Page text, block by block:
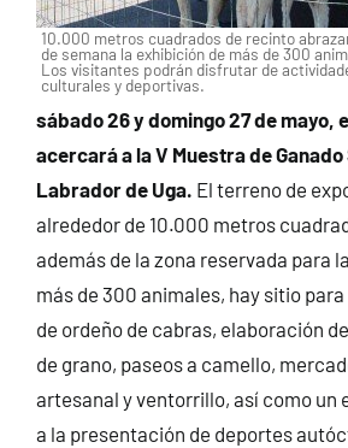
10.000 metros cuadrados de recinto
de semana la exhibición de más de 300
Los visitantes podrán disfrutar de
culturales y deportivas.
sábado 26 y domingo 27 de mayo,
acercará a la V Muestra de
Labrador de Uga. El terreno de
alrededor de 10.000 metros
además de la zona reservada para
más de 300 animales, hay sitio
de ordeño de cabras, elaboración
de grano, paseos a camello,
artesanal y ventorrillo, así como un
a la presentación de deportes